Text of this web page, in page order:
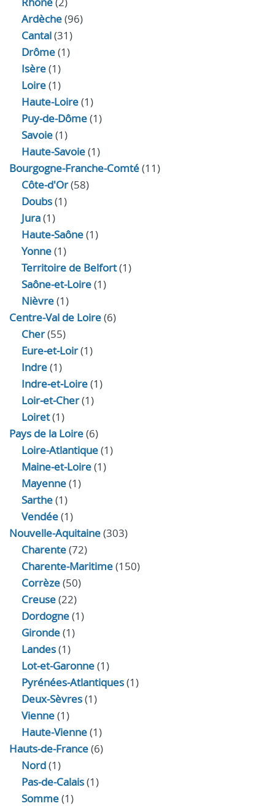
Ardèche(96)
Cantal(31)
Drôme(1)
Isère(1)
Loire(1)
Haute-Loire(1)
Puy-de-Dôme(1)
Savoie(1)
Haute-Savoie(1)
Bourgogne-Franche-Comté(11)
Côte-d'Or(58)
Doubs(1)
Jura(1)
Haute‑Saône(1)
Yonne(1)
Territoire de Belfort(1)
Saône-et-Loire(1)
Nièvre(1)
Centre-Val de Loire(6)
Cher(55)
Eure‑et‑Loir(1)
Indre(1)
Indre‑et‑Loire(1)
Loir‑et‑Cher(1)
Loiret(1)
Pays de la Loire(6)
Loire-Atlantique(1)
Maine-et-Loire(1)
Mayenne(1)
Sarthe(1)
Vendée(1)
Nouvelle-Aquitaine(303)
Charente(72)
Charente-Maritime(150)
Corrèze(50)
Creuse(22)
Dordogne(1)
Gironde(1)
Landes(1)
Lot-et-Garonne(1)
Pyrénées-Atlantiques(1)
Deux-Sèvres(1)
Vienne(1)
Haute-Vienne(1)
Hauts-de-France(6)
Nord(1)
Pas-de-Calais(1)
Somme(1)